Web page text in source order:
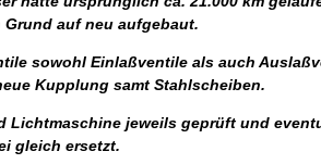
auf neu aufgebaut.
sowohl Einlaßventile als auch
Kupplung samt Stahlscheiben.
Lichtmaschine jeweils geprüft und
gleich ersetzt.